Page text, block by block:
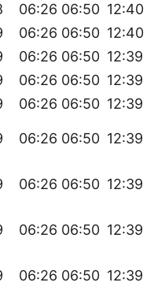
06:26 06:50 12:40
06:26 06:50 12:40
06:26 06:50 12:39
06:26 06:50 12:39
06:26 06:50 12:39
06:26 06:50 12:39
06:26 06:50 12:39
06:26 06:50 12:39
06:26 06:50 12:39